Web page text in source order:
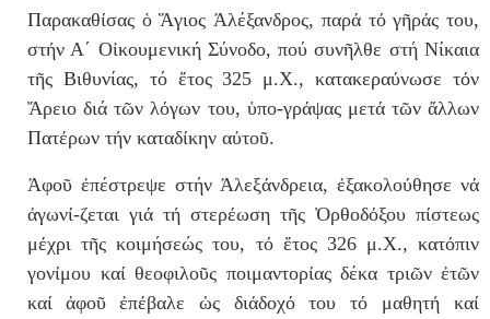
Παρακαθίσας ὁ Ἅγιος Ἀλέξανδρος, παράτόγῆράς του,
στήν Α΄ Οἰκουμενική Σύνοδο, πού συνῆλθε στή Νίκαια
τῆς Βιθυνίας, τό ἔτος 325 μ.Χ., κατακεραύνωσε τόν
Ἄρειο διά τῶν λόγων του, ὑπο-γράψας μετάτῶν ἄλλων
Πατέρων τήν καταδίκην αὐτοῦ.
Ἀφοῦ ἐπέστρεψε στήν Ἀλεξάνδρεια,ἐξακολούθησε νά
ἀγωνί-ζεται γιά τή στερέωση τῆς Ὀρθοδόξου πίστεως
μέχρι τῆς κοιμήσεώς του, τό ἔτος326 μ.Χ., κατόπιν
γονίμου καί θεοφιλοῦς ποιμαντορίας δέκα τριῶν ἐτῶν
καί ἀφοῦ ἐπέβαλε ὡς διάδοχότου τό μαθητή καί